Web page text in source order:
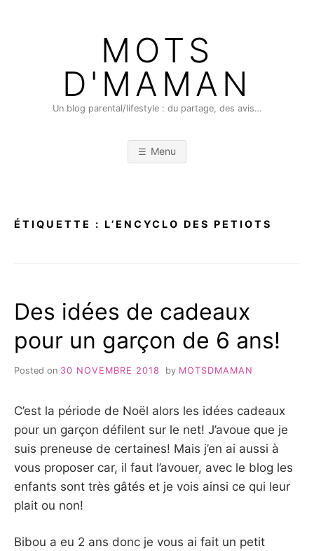
MOTS
D'MAMAN
Un blog parental/lifestyle : du partage, des avis…
Menu
ÉTIQUETTE : L’ENCYCLO DES PETIOTS
Des idées de cadeaux
pour un garçon de 6 ans!
Posted on 30 NOVEMBRE 2018 by MOTSDMAMAN
C’est la période de Noël alors les idées cadeaux
pour un garçon défilent sur le net! J’avoue que je
suis preneuse de certaines! Mais j’en ai aussi à
vous proposer car, il faut l’avouer, avec le blog les
enfants sont très gâtés et je vois ainsi ce qui leur
plait ou non!
Bibou a eu 2 ans donc je vous ai fait un petit